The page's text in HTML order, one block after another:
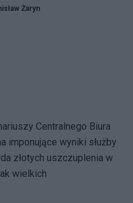
Żaryn
Centralnego Biura
imponujące wyniki służby
złotych uszczuplenia w
wielkich